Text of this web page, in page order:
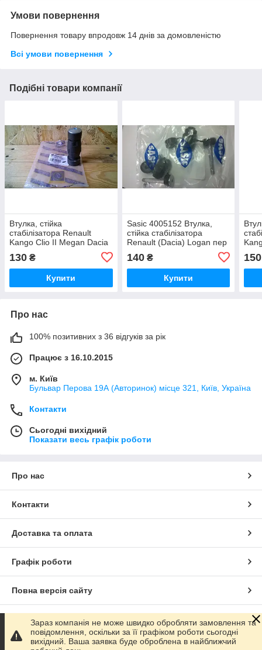
Умови повернення
Повернення товару впродовж 14 днів за домовленістю
Всі умови повернення
Подібні товари компанії
Втулка, стійка
стабілізатора Renault
Kango Clio II Megan Dacia
130 ₴
Купити
Sasic 4005152 Втулка,
стійка стабілізатора
Renault (Dacia) Logan пер
140₴
Купити
150
Про нас
100% позитивних з 36 відгуків за рік
Працює з 16.10.2015
м. Київ
Бульвар Перова 19А (Авторинок) місце 321, Київ, Україна
Контакти
Сьогодні вихідний
Показати весь графік роботи
Про нас
Контакти
Доставка та оплата
Графік роботи
Повна версія сайту
Сайт створено на маркетплейсі Prom.ua
Політика конфіденційності
Зараз компанія не може швидко обробляти замовлення та
повідомлення, оскільки за її графіком роботи сьогодні
вихідний. Ваша заявка буде оброблена в найближчий